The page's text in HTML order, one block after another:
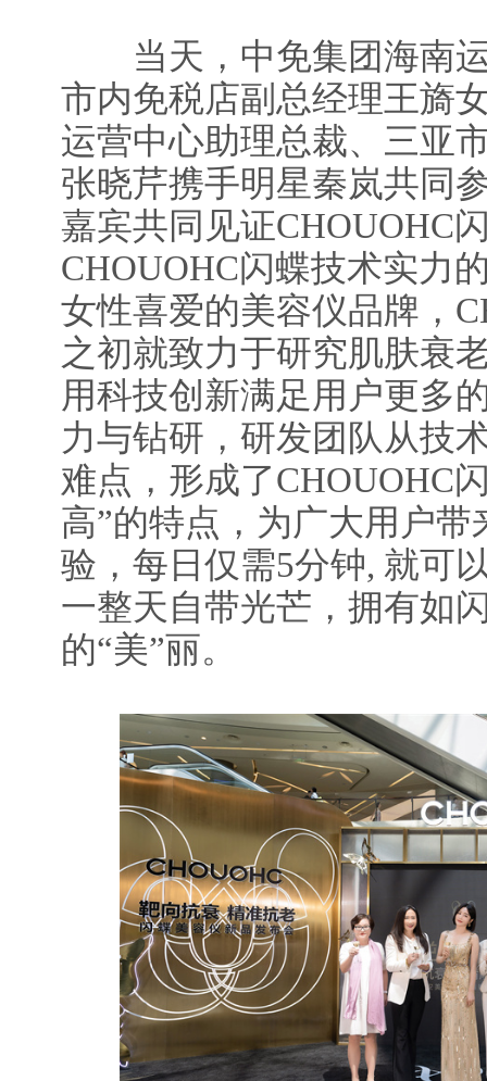
当天，中免集团海南运
市内免税店副总经理王旖
运营中心助理总裁、三亚
张晓芹携手明星秦岚共同
嘉宾共同见证CHOUOHC
CHOUOHC闪蝶技术实力
女性喜爱的美容仪品牌，
之初就致力于研究肌肤衰
用科技创新满足用户更多
力与钻研，研发团队从技
难点，形成了CHOUOHC
高”的特点，为广大用户
验，每日仅需5分钟, 就可
一整天自带光芒，拥有如
的“美”丽。